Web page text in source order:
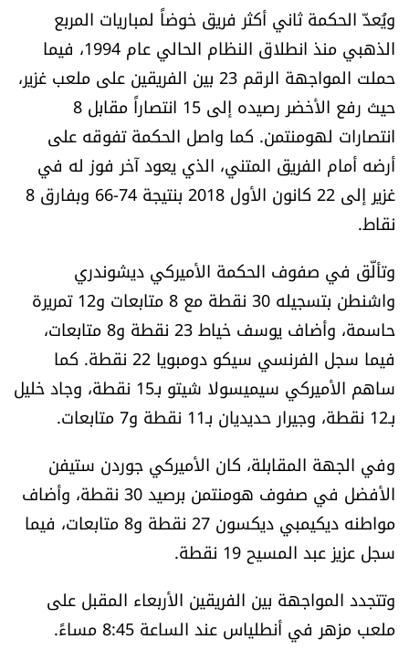
ويُعدّ الحكمة ثاني أكثر فريق خوضاً لمباريات المربع
الذهبي منذ انطلاق النظام الحالي عام 1994، فيما
حملت المواجهة الرقم 23 بين الفريقين على ملعب غزير،
حيث رفع الأخضر رصيده إلى 15 انتصاراً مقابل 8
انتصارات لهومنتمن. كما واصل الحكمة تفوقه على
أرضه أمام الفريق المتني، الذي يعود آخر فوز له في
غزير إلى 22 كانون الأول 2018 بنتيجة 74-66 وبفارق 8
نقاط.
وتألّق في صفوف الحكمة الأميركي ديشوندري
واشنطن بتسجيله 30 نقطة مع 8 متابعات و12 تمريرة
حاسمة، وأضاف يوسف خياط 23 نقطة و8 متابعات،
فيما سجل الفرنسي سيكو دومبويا 22 نقطة. كما
ساهم الأميركي سيميسولا شيتو بـ15 نقطة، وجاد خليل
بـ12 نقطة، وجيرار حديديان بـ11 نقطة و7 متابعات.
وفي الجهة المقابلة، كان الأميركي جوردن ستيفن
الأفضل في صفوف هومنتمن برصيد 30 نقطة، وأضاف
مواطنه ديكيمبي ديكسون 27 نقطة و8 متابعات، فيما
سجل عزيز عبد المسيح 19 نقطة.
وتتجدد المواجهة بين الفريقين الأربعاء المقبل على
ملعب مزهر في أنطلياس عند الساعة 8:45 مساءً.